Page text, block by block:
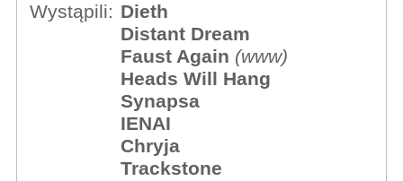
Wystąpili: Dieth
Distant Dream
Faust Again (www)
Heads Will Hang
Synapsa
IENAI
Chryja
Trackstone